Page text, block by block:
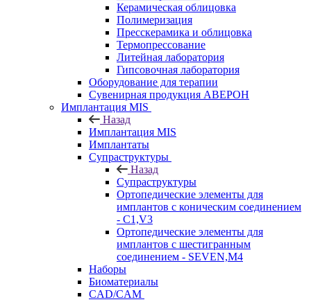
Керамическая облицовка
Полимеризация
Пресскерамика и облицовка
Термопрессование
Литейная лаборатория
Гипсовочная лаборатория
Оборудование для терапии
Сувенирная продукция АВЕРОН
Имплантация MIS
Назад
Имплантация MIS
Имплантаты
Супраструктуры
Назад
Супраструктуры
Ортопедические элементы для
имплантов с коническим соединением
- C1,V3
Ортопедические элементы для
имплантов с шестигранным
соединением - SEVEN,M4
Наборы
Биоматериалы
CAD/CAM